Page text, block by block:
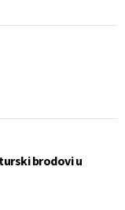
brodovi u